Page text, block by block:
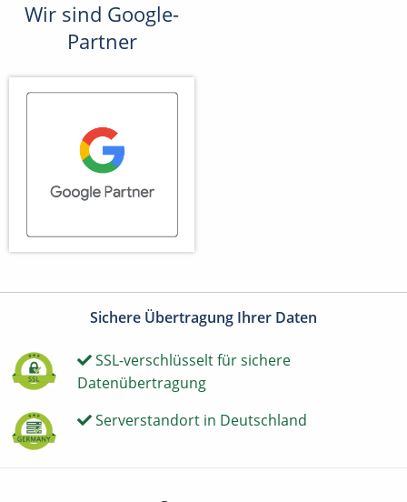
Wir sind Google-
Partner
Sichere Übertragung Ihrer Daten
SSL-verschlüsselt für sichere
Datenübertragung
Serverstandort in Deutschland